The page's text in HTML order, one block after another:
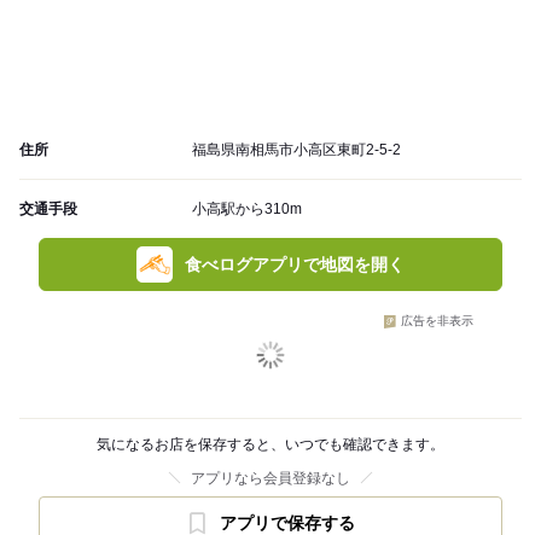
住所 福島県南相馬市小高区東町2-5-2
交通手段 小高駅から310m
食べログアプリで地図を開く
広告を非表示
気になるお店を保存すると、いつでも確認できます。
アプリなら会員登録なし
アプリで保存する